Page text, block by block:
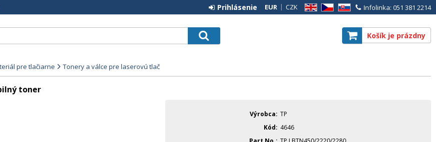
Infolinka: 051 381 2214
EN CZ SK
EUR CZK
Prihlásenie
Košík je prázdny
pre tlačiarne Tonery a válce pre laserovú tlač
toner
Výrobca TP
Kód
4646